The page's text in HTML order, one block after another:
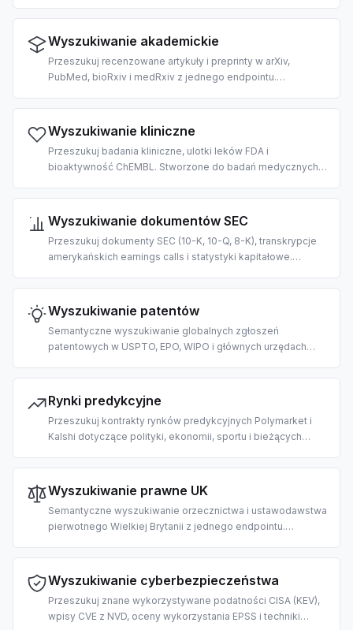
gotowy do odbioru przez LLM. 2 kredyty za URL.
Wyszukiwanie akademickie
Przeszukuj recenzowane artykuły i preprinty w arXiv,
PubMed, bioRxiv i medRxiv z jednego endpointu.
korpusach naukowych i ekstrakcji cytowań.
Wyszukiwanie kliniczne
Przeszukuj badania kliniczne, ulotki leków FDA i
bioaktywność ChEMBL. Stworzone do badań medycznych,
pomocą AI.
Wyszukiwanie dokumentów SEC
Przeszukuj dokumenty SEC (10-K, 10-Q, 8-K), transkrypcje
amerykańskich earnings calls i statystyki kapitałowe.
finansowych potoków RAG z pomocą AI.
Wyszukiwanie patentów
Semantyczne wyszukiwanie globalnych zgłoszeń
patentowych w USPTO, EPO, WIPO i głównych urzędach
krajobrazu IP i wywiadu konkurencyjnego z pomocą AI.
Rynki predykcyjne
Przeszukuj kontrakty rynków predykcyjnych Polymarket i
Kalshi dotyczące polityki, ekonomii, sportu i bieżących
opierania odpowiedzi LLM na prawdopodobieństwach.
Wyszukiwanie prawne UK
Semantyczne wyszukiwanie orzecznictwa i ustawodawstwa
pierwotnego Wielkiej Brytanii z jednego endpointu.
wykładni ustaw i przepływów legal-tech z pomocą AI.
Wyszukiwanie cyberbezpieczeństwa
Przeszukuj znane wykorzystywane podatności CISA (KEV),
wpisy CVE z NVD, oceny wykorzystania EPSS i techniki